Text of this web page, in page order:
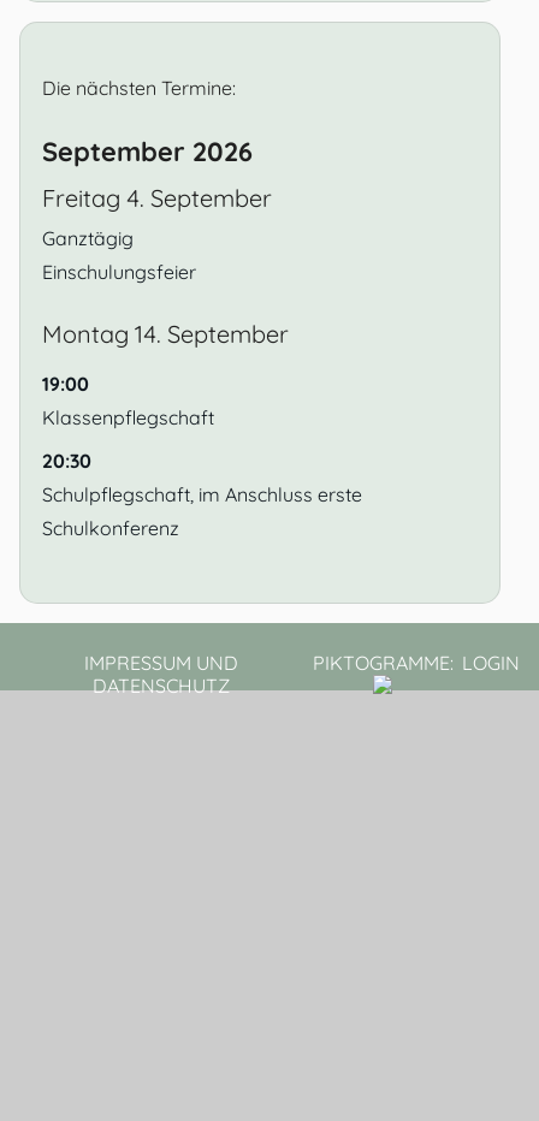
Die nächsten Termine:
September 2026
Freitag 4. September
Ganztägig
Einschulungsfeier
Montag 14. September
19:00
Klassenpflegschaft
20:30
Schulpflegschaft, im Anschluss erste
Schulkonferenz
IMPRESSUM UND
DATENSCHUTZ
PIKTOGRAMME: LOGIN